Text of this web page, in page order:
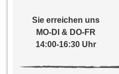
Sie erreichen uns
MO-DI & DO-FR
14:00-16:30 Uhr